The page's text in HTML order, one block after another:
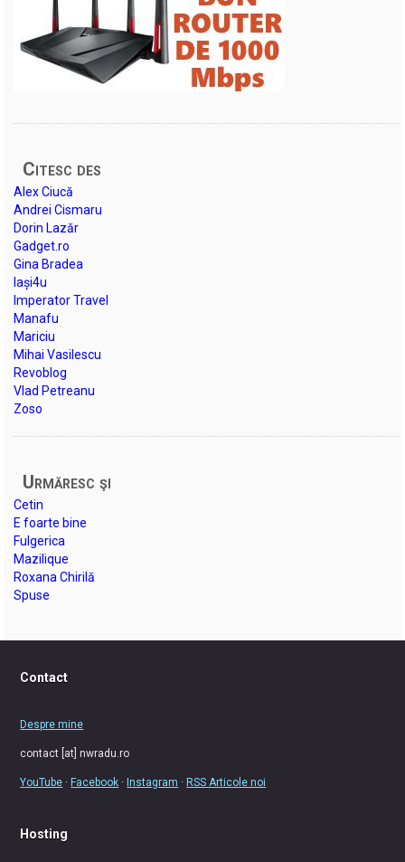
Citesc des
Alex Ciucă
Andrei Cismaru
Dorin Lazăr
Gadget.ro
Gina Bradea
Iași4u
Imperator Travel
Manafu
Mariciu
Mihai Vasilescu
Revoblog
Vlad Petreanu
Zoso
Urmăresc şi
Cetin
E foarte bine
Fulgerica
Mazilique
Roxana Chirilă
Spuse
Contact
Despre mine
contact [at] nwradu.ro
YouTube ·Facebook ·Instagram ·RSS Articole noi
Hosting